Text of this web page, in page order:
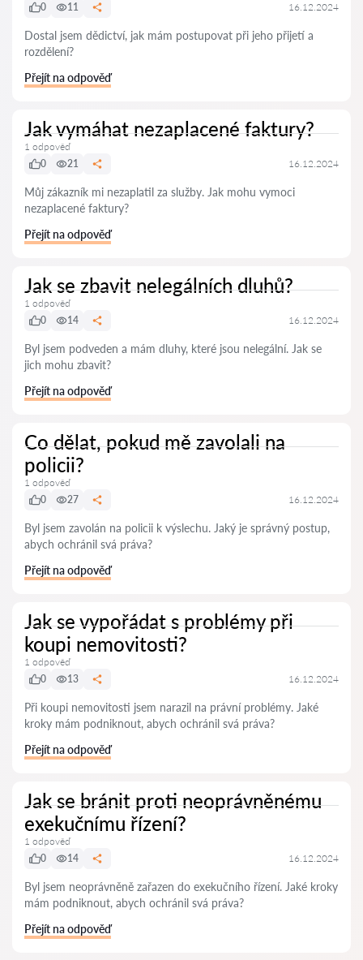
0
11 16.12.2024
Dostal jsem dědictví, jak mám postupovat při jeho přijetí a
rozdělení?
Přejít na odpověď
Jak vymáhat nezaplacené faktury?
1 odpověď
0
21 16.12.2024
Můj zákazník mi nezaplatil za služby. Jak mohu vymoci
nezaplacené faktury?
Přejít na odpověď
Jak se zbavit nelegálních dluhů?
1 odpověď
0
14 16.12.2024
Byl jsem podveden a mám dluhy, které jsou nelegální. Jak se
jich mohu zbavit?
Přejít na odpověď
Co dělat, pokud mě zavolali na
policii?
1 odpověď
0
27 16.12.2024
Byl jsem zavolán na policii k výslechu. Jaký je správný postup,
abych ochránil svá práva?
Přejít na odpověď
Jak se vypořádat s problémy při
koupi nemovitosti?
1 odpověď
0
13 16.12.2024
Při koupi nemovitosti jsem narazil na právní problémy. Jaké
kroky mám podniknout, abych ochránil svá práva?
Přejít na odpověď
Jak se bránit proti neoprávněnému
exekučnímu řízení?
1 odpověď
0
14 16.12.2024
Byl jsem neoprávněně zařazen do exekučního řízení. Jaké kroky
mám podniknout, abych ochránil svá práva?
Přejít na odpověď